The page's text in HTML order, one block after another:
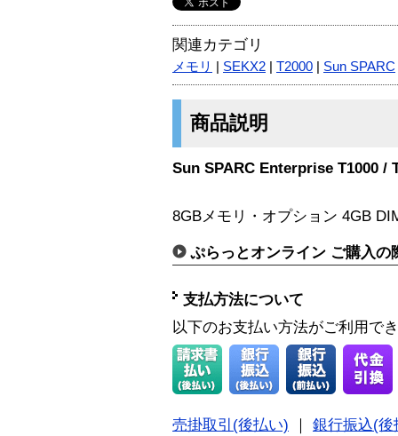
関連カテゴリ
メモリ SEKX2 T2000 Sun SPARC
商品説明
Sun SPARC Enterprise T1000 /
8GBメモリ・オプション 4GB
ぷらっとオンライン ご購入の
支払方法について
以下のお支払い方法がご利用で
売掛取引(後払い)
銀行振込(後